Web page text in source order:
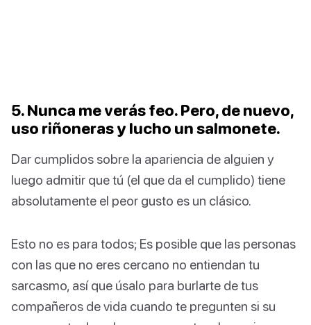
5. Nunca me verás feo. Pero, de nuevo,
uso riñoneras y lucho un salmonete.
Dar cumplidos sobre la apariencia de alguien y
luego admitir que tú (el que da el cumplido) tiene
absolutamente el peor gusto es un clásico.
Esto no es para todos; Es posible que las personas
con las que no eres cercano no entiendan tu
sarcasmo, así que úsalo para burlarte de tus
compañeros de vida cuando te pregunten si su